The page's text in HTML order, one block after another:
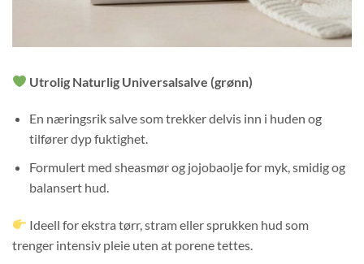
Utrolig Naturlig Universalsalve (grønn)
En næringsrik salve som trekker delvis inn i huden og
tilfører dyp fuktighet.
Formulert med sheasmør og jojobaolje for myk, smidig og
balansert hud.
Ideell for ekstra tørr, stram eller sprukken hud som
trenger intensiv pleie uten at porene tettes.